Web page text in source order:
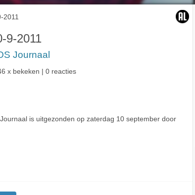
2011
9-2011
Journaal
x bekeken | 0 reacties
is uitgezonden op zaterdag 10 september door